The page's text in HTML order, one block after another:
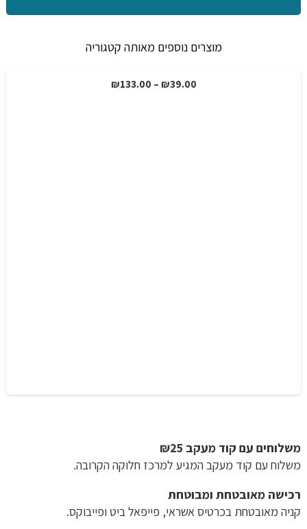
מוצרים נוספים מאותה קטגוריה
₪39.00
–
₪133.00
משלוחים עם קוד מעקב ₪25
משלוח​ עם קוד מעקב המגיע למרכז חלוקה הקרובה.
רכישה​ ​מאובטחת ומבוטחת
קניה מאובטחת בכרטיס אשראי, פייפאל ביט ופייבוקס.